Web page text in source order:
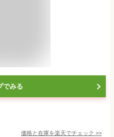
でみる
価格と在庫を楽天でチェック >>